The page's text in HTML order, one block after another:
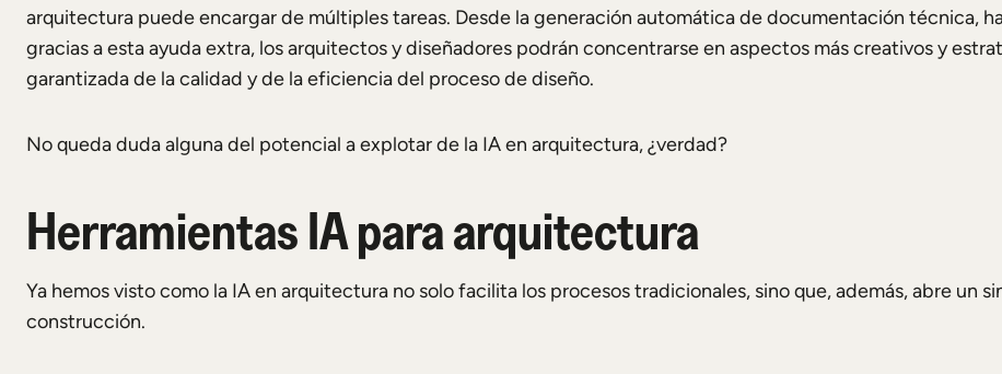
arquitectura puede encargar de múltiples tareas. Desde la generación automática de documentación técnica,
gracias a esta ayuda extra, los arquitectos y diseñadores podrán concentrarse en aspectos más creativos y
garantizada de la calidad y de la eficiencia del proceso de diseño.
No queda duda alguna del potencial a explotar de la IA en arquitectura, ¿verdad?
Herramientas IA para arquitectura
Ya hemos visto como la IA en arquitectura no solo facilita los procesos tradicionales, sino que, además, abre un
construcción.